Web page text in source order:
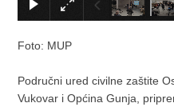
Foto: MUP
Područni ured civilne zaštite
Vukovar i Općina Gunja,